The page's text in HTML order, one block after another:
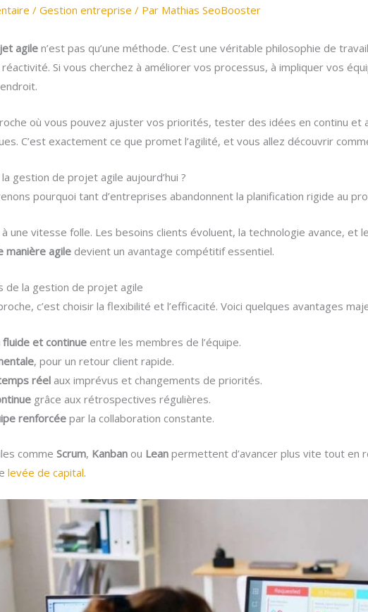
/Gestion entreprise / Par Mathias SeoBooster
agile n’est pas qu’une méthode. C’est une véritable philosophie de
Si vous cherchez à améliorer vos processus, à impliquer vos
où vous pouvez ajuster vos priorités, tester des idées en continu et
C’est exactement ce que promet l’agilité, et vous allez découvrir
gestion de projet agile aujourd’hui ?
pourquoi tant d’entreprises abandonnent la planification rigide au
une vitesse folle. Les besoins clients évoluent, la technologie avance,
manière agile devient un avantage compétitif essentiel.
de la gestion de projet agile
c’est choisir la flexibilité et l’efficacité. Voici quelques avantages
fluide et continue entre les membres de l’équipe.
, pour un retour client rapide.
réel aux imprévus et changements de priorités.
grâce aux rétrospectives régulières.
renforcée par la collaboration constante.
commeScrum, Kanban ou Lean permettent d’avancer plus vite tout en
levée de capital.